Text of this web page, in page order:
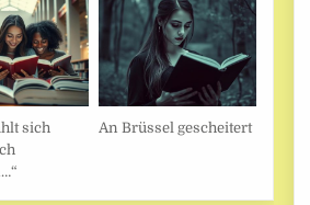
sich
An Brüssel gescheitert